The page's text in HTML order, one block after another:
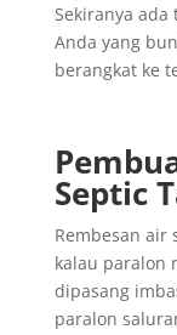
Sekiranya
Anda yang
berangkat ke
Septic
Rembesan air
kalau paralon
dipasang
paralon